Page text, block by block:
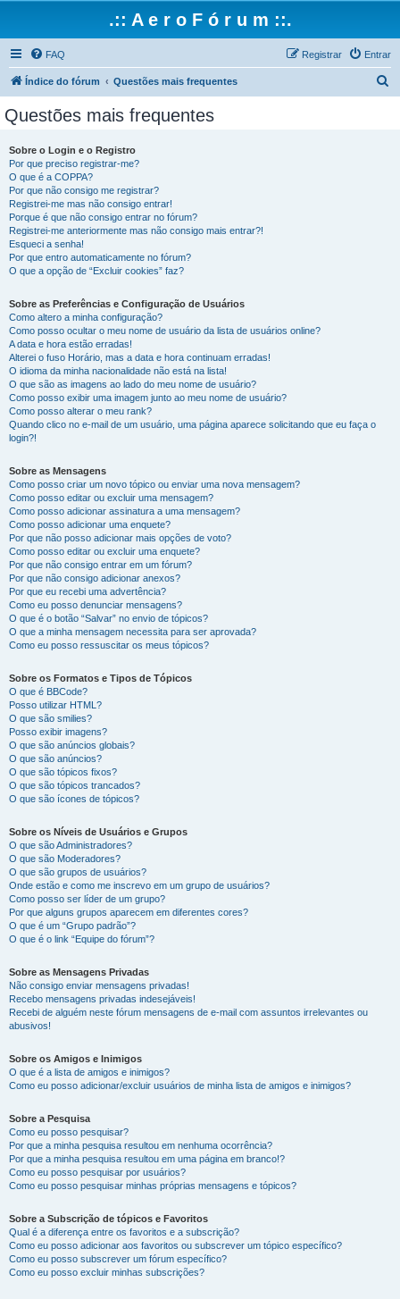
.:: A e r o F ó r u m ::.
FAQ Entrar
Registrar
Índice do fórum Questões mais frequentes
Questões mais frequentes
Sobre o Login e o Registro
Por que preciso registrar-me?
O que é a COPPA?
Por que não consigo me registrar?
Registrei-me mas não consigo entrar!
Porque é que não consigo entrar no fórum?
Registrei-me anteriormente mas não consigo mais entrar?!
Esqueci a senha!
Por que entro automaticamente no fórum?
O que a opção de “Excluir cookies” faz?
Sobre as Preferências e Configuração de Usuários
Como altero a minha configuração?
Como posso ocultar o meu nome de usuário da lista de usuários online?
A data e hora estão erradas!
Alterei o fuso Horário, mas a data e hora continuam erradas!
O idioma da minha nacionalidade não está na lista!
O que são as imagens ao lado do meu nome de usuário?
Como posso exibir uma imagem junto ao meu nome de usuário?
Como posso alterar o meu rank?
Quando clico no e-mail de um usuário, uma página aparece solicitando que eu faça o
login?!
Sobre as Mensagens
Como posso criar um novo tópico ou enviar uma nova mensagem?
Como posso editar ou excluir uma mensagem?
Como posso adicionar assinatura a uma mensagem?
Como posso adicionar uma enquete?
Por que não posso adicionar mais opções de voto?
Como posso editar ou excluir uma enquete?
Por que não consigo entrar em um fórum?
Por que não consigo adicionar anexos?
Por que eu recebi uma advertência?
Como eu posso denunciar mensagens?
O que é o botão “Salvar” no envio de tópicos?
O que a minha mensagem necessita para ser aprovada?
Como eu posso ressuscitar os meus tópicos?
Sobre os Formatos e Tipos de Tópicos
O que é BBCode?
Posso utilizar HTML?
O que são smilies?
Posso exibir imagens?
O que são anúncios globais?
O que são anúncios?
O que são tópicos fixos?
O que são tópicos trancados?
O que são ícones de tópicos?
Sobre os Níveis de Usuários e Grupos
O que são Administradores?
O que são Moderadores?
O que são grupos de usuários?
Onde estão e como me inscrevo em um grupo de usuários?
Como posso ser líder de um grupo?
Por que alguns grupos aparecem em diferentes cores?
O que é um “Grupo padrão”?
O que é o link “Equipe do fórum”?
Sobre as Mensagens Privadas
Não consigo enviar mensagens privadas!
Recebo mensagens privadas indesejáveis!
Recebi de alguém neste fórum mensagens de e-mail com assuntos irrelevantes ou
abusivos!
Sobre os Amigos e Inimigos
O que é a lista de amigos e inimigos?
Como eu posso adicionar/excluir usuários de minha lista de amigos e inimigos?
Sobre a Pesquisa
Como eu posso pesquisar?
Por que a minha pesquisa resultou em nenhuma ocorrência?
Por que a minha pesquisa resultou em uma página em branco!?
Como eu posso pesquisar por usuários?
Como eu posso pesquisar minhas próprias mensagens e tópicos?
Sobre a Subscrição de tópicos e Favoritos
Qual é a diferença entre os favoritos e a subscrição?
Como eu posso adicionar aos favoritos ou subscrever um tópico específico?
Como eu posso subscrever um fórum específico?
Como eu posso excluir minhas subscrições?